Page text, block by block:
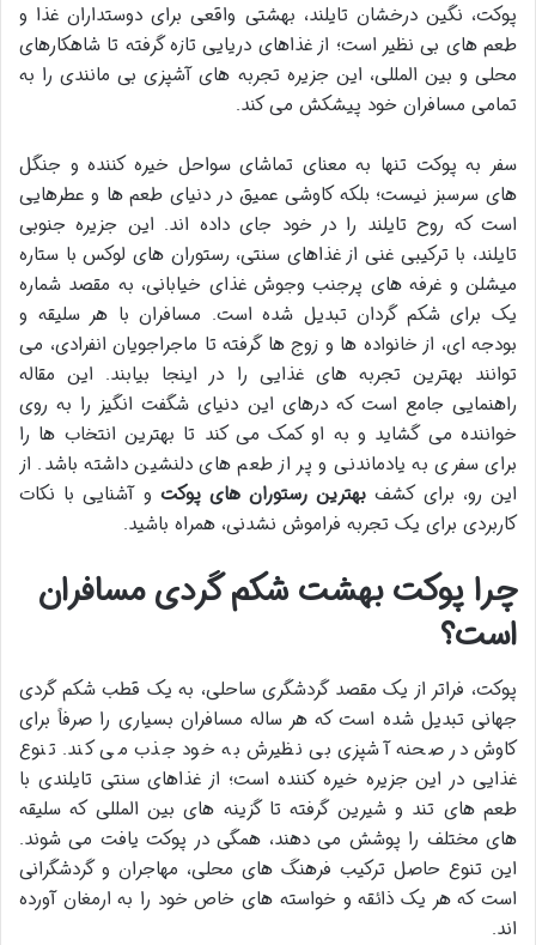
پوکت، نگین درخشان تایلند، بهشتی واقعی برای دوستداران غذا و
طعم های بی نظیر است؛ از غذاهای دریایی تازه گرفته تا شاهکارهای
محلی و بین المللی، این جزیره تجربه های آشپزی بی مانندی را به
تمامی مسافران خود پیشکش می کند.
سفر به پوکت تنها به معنای تماشای سواحل خیره کننده و جنگل
های سرسبز نیست؛ بلکه کاوشی عمیق در دنیای طعم ها و عطرهایی
است که روح تایلند را در خود جای داده اند. این جزیره جنوبی
تایلند، با ترکیبی غنی از غذاهای سنتی، رستوران های لوکس با ستاره
میشلن و غرفه های پرجنب وجوش غذای خیابانی، به مقصد شماره
یک برای شکم گردان تبدیل شده است. مسافران با هر سلیقه و
بودجه ای، از خانواده ها و زوج ها گرفته تا ماجراجویان انفرادی، می
توانند بهترین تجربه های غذایی را در اینجا بیابند. این مقاله
راهنمایی جامع است که درهای این دنیای شگفت انگیز را به روی
خواننده می گشاید و به او کمک می کند تا بهترین انتخاب ها را
برای سفری به یادماندنی و پر از طعم های دلنشین داشته باشد. از
این رو، برای کشف بهترین رستوران های پوکت و آشنایی با نکات
کاربردی برای یک تجربه فراموش نشدنی، همراه باشید.
چرا پوکت بهشت شکم گردی مسافران
است؟
پوکت، فراتر از یک مقصد گردشگری ساحلی، به یک قطب شکم گردی
جهانی تبدیل شده است که هر ساله مسافران بسیاری را صرفاً برای
کاوش در صحنه آشپزی بی نظیرش به خود جذب می کند. تنوع
غذایی در این جزیره خیره کننده است؛ از غذاهای سنتی تایلندی با
طعم های تند و شیرین گرفته تا گزینه های بین المللی که سلیقه
های مختلف را پوشش می دهند، همگی در پوکت یافت می شوند.
این تنوع حاصل ترکیب فرهنگ های محلی، مهاجران و گردشگرانی
است که هر یک ذائقه و خواسته های خاص خود را به ارمغان آورده
اند.